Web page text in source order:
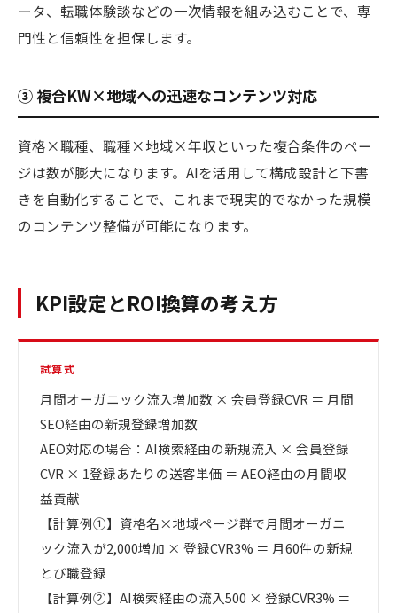
ータ、転職体験談などの一次情報を組み込むことで、専
門性と信頼性を担保します。
③ 複合KW×地域への迅速なコンテンツ対応
資格×職種、職種×地域×年収といった複合条件のペー
ジは数が膨大になります。AIを活用して構成設計と下書
きを自動化することで、これまで現実的でなかった規模
のコンテンツ整備が可能になります。
KPI設定とROI換算の考え方
試算式
月間オーガニック流入増加数 × 会員登録CVR ＝ 月間
SEO経由の新規登録増加数
AEO対応の場合：AI検索経由の新規流入 × 会員登録
CVR × 1登録あたりの送客単価 ＝ AEO経由の月間収
益貢献
【計算例①】資格名×地域ページ群で月間オーガニ
ック流入が2,000増加 × 登録CVR3% ＝ 月60件の新規
とび職登録
【計算例②】AI検索経由の流入500 × 登録CVR3% ＝